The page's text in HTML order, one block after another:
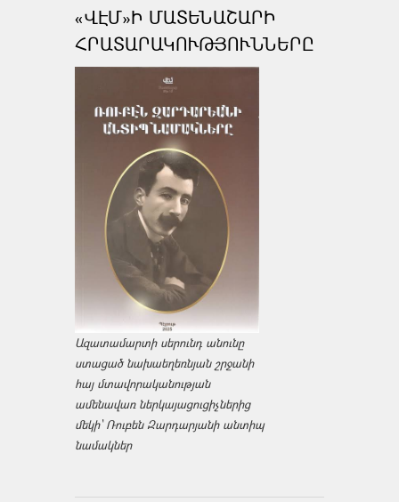
«ՎԷՄ»Ի ՄԱՏԵՆԱՇԱՐԻ
ՀՐԱՏԱՐԱԿՈՒԹՅՈՒՆՆԵՐԸ
Ազատամարտի սերունդ անունը
ստացած նախաեղեռնյան շրջանի
հայ մտավորականության
ամենավառ ներկայացուցիչներից
մեկի՝ Ռուբեն Զարդարյանի անտիպ
նամակներ